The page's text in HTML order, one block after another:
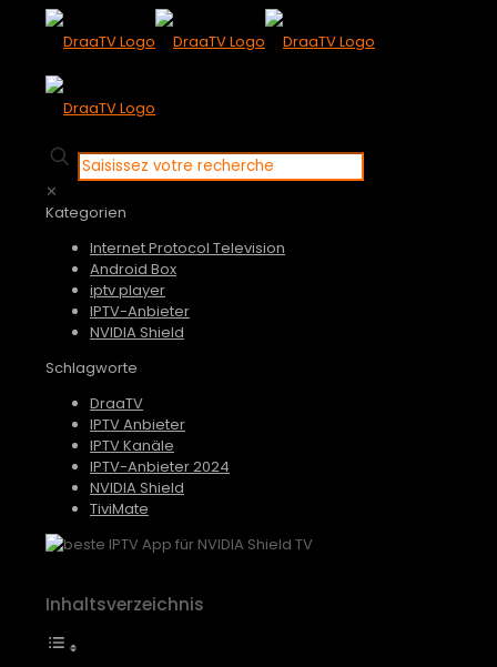
✕
Kategorien
Internet Protocol Television
Android Box
iptv player
IPTV-Anbieter
NVIDIA Shield
Schlagworte
DraaTV
IPTV Anbieter
IPTV Kanäle
IPTV-Anbieter 2024
NVIDIA Shield
TiviMate
Inhaltsverzeichnis